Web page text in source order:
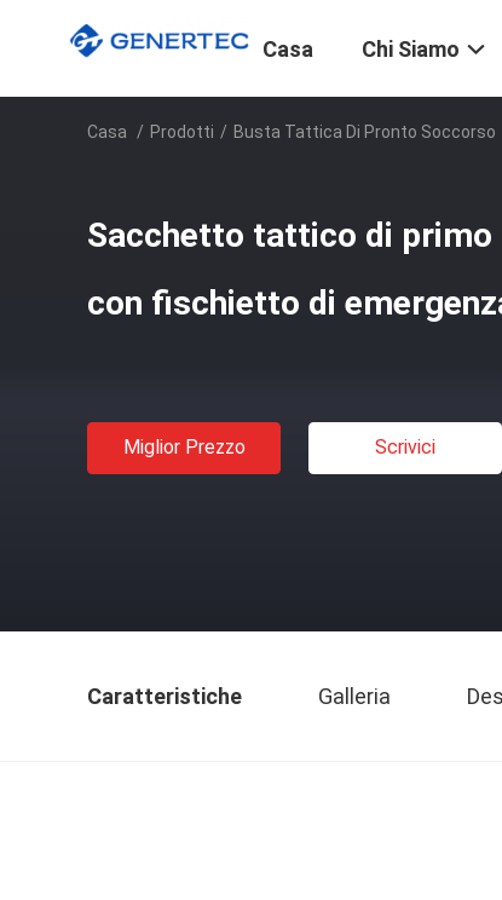
Casa Chi Siamo
Casa / Prodotti / Busta Tattica Di Pronto Soccorso
Sacchetto tattico di
con fischietto di
Miglior Prezzo Scrivici
Caratteristiche Galleria